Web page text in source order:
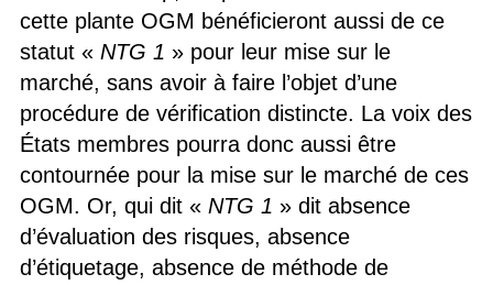
cette plante OGM bénéficieront aussi de ce
statut « NTG 1 » pour leur mise sur le
marché, sans avoir à faire l’objet d’une
procédure de vérification distincte. La voix des
États membres pourra donc aussi être
contournée pour la mise sur le marché de ces
OGM. Or, qui dit « NTG 1 » dit absence
d’évaluation des risques, absence
d’étiquetage, absence de méthode de